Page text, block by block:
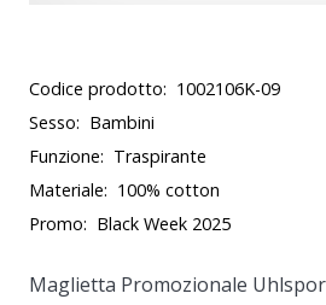
Codice prodotto: 1002106K-09
Sesso: Bambini
Funzione: Traspirante
Materiale: 100% cotton
Promo: Black Week 2025
Maglietta Promozionale